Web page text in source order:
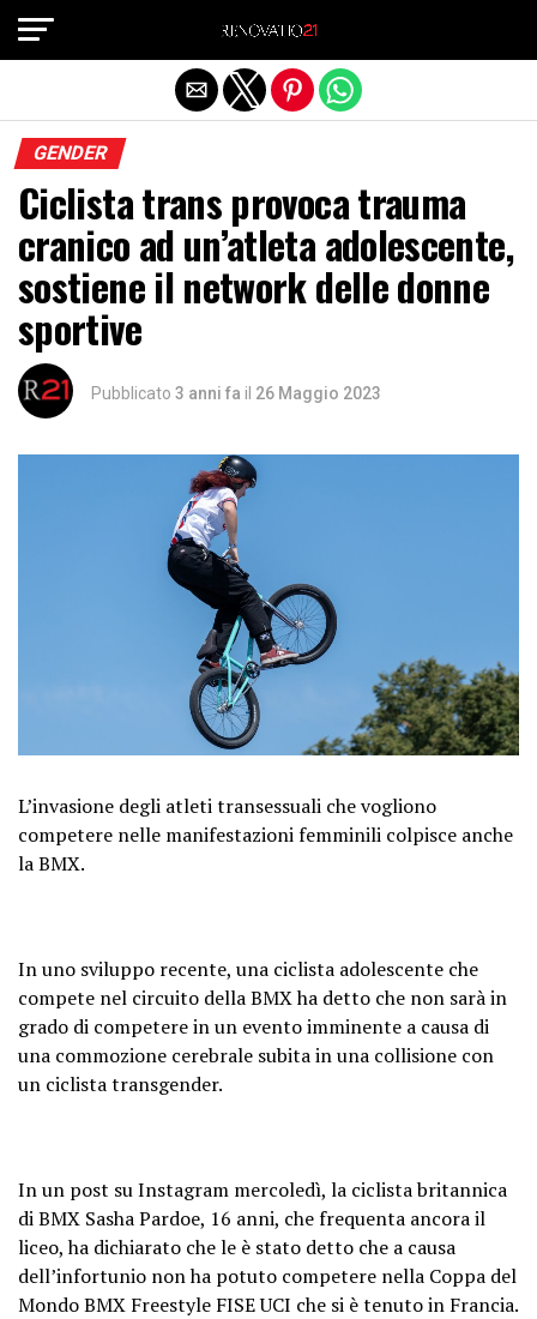
GENDER
Ciclista trans provoca trauma
cranico ad un’atleta adolescente,
sostiene il network delle donne
sportive
Pubblicato 3 anni fa il 26 Maggio 2023
L’invasione degli atleti transessuali che vogliono
competere nelle manifestazioni femminili colpisce anche
la BMX.
In uno sviluppo recente, una ciclista adolescente che
compete nel circuito della BMX ha detto che non sarà in
grado di competere in un evento imminente a causa di
una commozione cerebrale subita in una collisione con
un ciclista transgender.
In un post su Instagram mercoledì, la ciclista britannica
di BMX Sasha Pardoe, 16 anni, che frequenta ancora il
liceo, ha dichiarato che le è stato detto che a causa
dell’infortunio non ha potuto competere nella Coppa del
Mondo BMX Freestyle FISE UCI che si è tenuto in Francia.
Exit mobile version